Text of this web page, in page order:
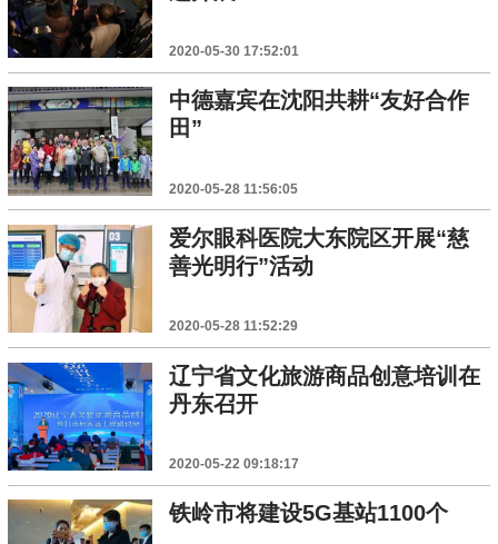
2020-05-30 17:52:01
中德嘉宾在沈阳共耕“友好合作
田”
2020-05-28 11:56:05
爱尔眼科医院大东院区开展“慈
善光明行”活动
2020-05-28 11:52:29
辽宁省文化旅游商品创意培训在
丹东召开
2020-05-22 09:18:17
铁岭市将建设5G基站1100个